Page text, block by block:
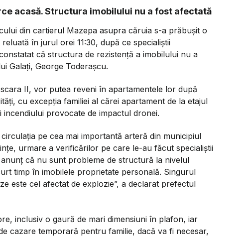
acasă. Structura imobilului nu a fost afectată
din cartierul Mazepa asupra căruia s-a prăbușit o
în jurul orei 11:30, după ce specialiștii
că structura de rezistență a imobilului nu a
Galați, George Toderașcu.
II, vor putea reveni în apartamentele lor după
cu excepția familiei al cărei apartament de la etajul
provocate de impactul dronei.
pe cea mai importantă arteră din municipiul
urmare a verificărilor pe care le-au făcut specialiștii
că nu sunt probleme de structură la nivelul
timp în imobilele proprietate personală. Singurul
este cel afectat de explozie”, a declarat prefectul
inclusiv o gaură de mari dimensiuni în plafon, iar
cazare temporară pentru familie, dacă va fi necesar,